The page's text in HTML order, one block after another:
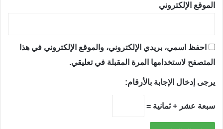
الموقع الإلكتروني
احفظ اسمي، بريدي الإلكتروني، والموقع الإلكتروني في هذا
المتصفح لاستخدامها المرة المقبلة في تعليقي.
يرجى إدخال الإجابة بالأرقام:
سبعة عشر + ثمانية =